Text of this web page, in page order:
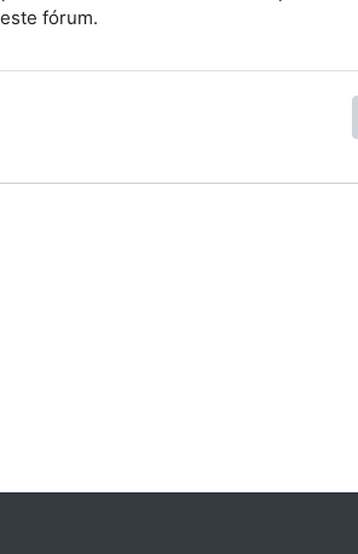
fórum.